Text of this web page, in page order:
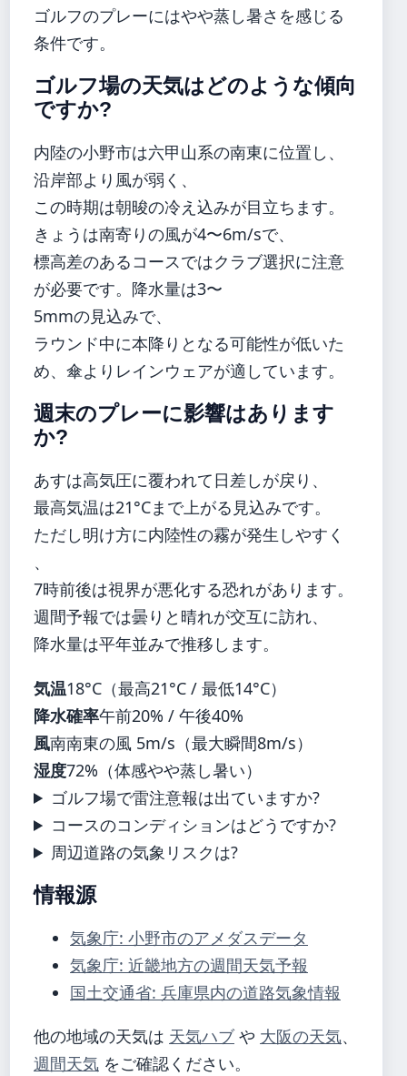
ゴルフのプレーにはやや蒸し暑さを感じる
条件です。
ゴルフ場の天気はどのような傾向
ですか?
内陸の小野市は六甲山系の南東に位置し、
沿岸部より風が弱く、
この時期は朝晙の冷え込みが目立ちます。
きょうは南寄りの風が4〜6m/sで、
標高差のあるコースではクラブ選択に注意
が必要です。降水量は3〜
5mmの見込みで、
ラウンド中に本降りとなる可能性が低いた
め、傘よりレインウェアが適しています。
週末のプレーに影響はあります
か?
あすは高気圧に覆われて日差しが戻り、
最高気温は21°Cまで上がる見込みです。
ただし明け方に内陸性の霧が発生しやすく
、
7時前後は視界が悪化する恐れがあります。
週間予報では曇りと晴れが交互に訪れ、
降水量は平年並みで推移します。
気温18°C（最高21°C / 最低14°C）
降水確率午前20% / 午後40%
風南南東の風 5m/s（最大瞬間8m/s）
湿度72%（体感やや蒸し暑い）
ゴルフ場で雷注意報は出ていますか?
コースのコンディションはどうですか?
周辺道路の気象リスクは?
情報源
気象庁: 小野市のアメダスデータ
気象庁: 近畿地方の週間天気予報
国土交通省: 兵庫県内の道路気象情報
他の地域の天気は 天気ハブや 大阪の天気、
週間天気 をご確認ください。